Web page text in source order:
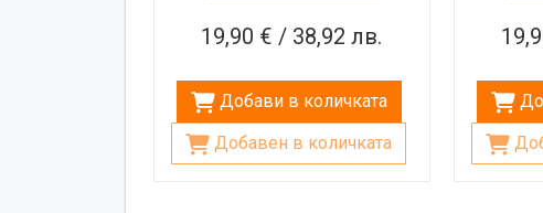
19,90 € / 38,92 лв.
Добави в количката
Добавен в количката